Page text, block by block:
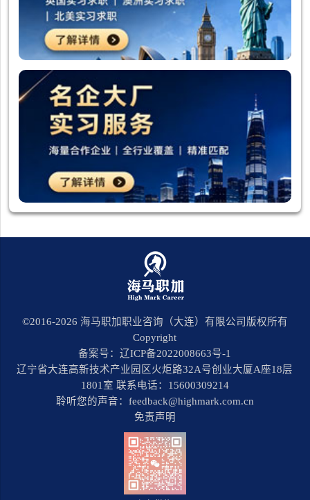
©2016-2026 海马职加职业咨询（大连）有限公司版权所有
Copyright
备案号：辽ICP备2022008663号-1
辽宁省大连高新技术产业园区火炬路32A号创业大厦A座18层
1801室 联系电话：15600309214
聆听您的声音：feedback@highmark.com.cn
免责声明